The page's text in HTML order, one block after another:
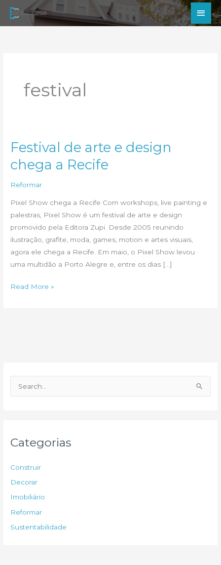
para
festival
Festival de arte e design
chega a Recife
Reformar
Pixel Show chega a Recife Com workshops, live painting e
palestras, Pixel Show é um festival de arte e design
promovido pela Editora Zupi. Desde 2005 reunindo
ilustração, grafite, moda, games, motion e artes visuais,
agora ele chega a Recife. Em maio, o Pixel Show levou
uma multidão a Porto Alegre e, entre os dias […]
Festival
Read More »
e
p
o
r
Categorias
Construir
Decorar
Imobiliário
Reformar
Sustentabilidade